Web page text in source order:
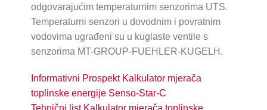
odgovarajućim temperaturnim senzorima UTS.
Temperaturni senzori u dovodnim i povratnim
vodovima ugrađeni su u kuglaste ventile s
senzorima MT-GROUP-FUEHLER-KUGELH.
Informativni Prospekt Kalkulator mjerača
toplinske energije Senso-Star-C
Tehnični list Kalkulator mjerača toplinske